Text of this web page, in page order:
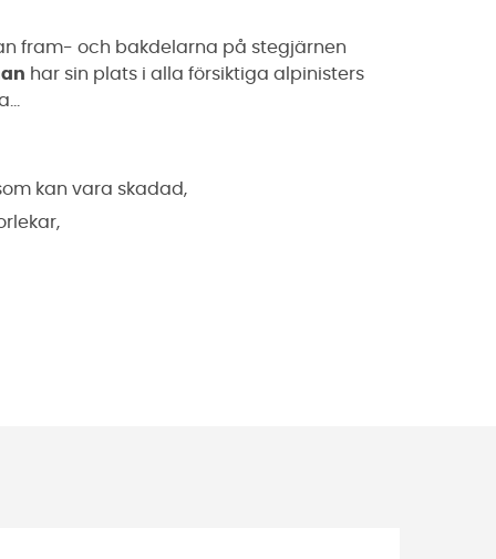
fram- och bakdelarna på stegjärnen
har sin plats i alla försiktiga alpinisters
kan vara skadad,